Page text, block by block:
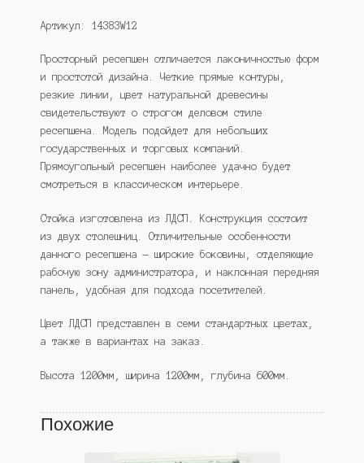
Артикул: 14383W12
Просторный ресепшен отличается лаконичностью форм
и простотой дизайна. Четкие прямые контуры,
резкие линии, цвет натуральной древесины
свидетельствуют о строгом деловом стиле
ресепшена. Модель подойдет для небольших
государственных и торговых компаний.
Прямоугольный ресепшен наиболее удачно будет
смотреться в классическом интерьере.
Стойка изготовлена из ЛДСП. Конструкция состоит
из двух столешниц. Отличительные особенности
данного ресепшена — широкие боковины, отделяющие
рабочую зону администратора, и наклонная передняя
панель, удобная для подхода посетителей.
Цвет ЛДСП представлен в семи стандартных цветах,
а также в вариантах на заказ.
Высота 1200мм, ширина 1200мм, глубина 600мм.
Похожие